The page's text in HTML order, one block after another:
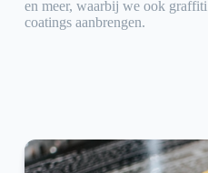
en meer, waarbij we ook
coatings aanbrengen.